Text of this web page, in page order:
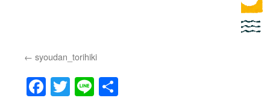
syoudan_torihiki
Facebook
Twitter
Line